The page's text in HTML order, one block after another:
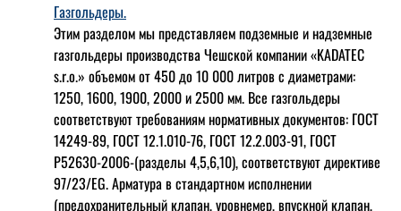
Газгольдеры.
Этим разделом мы представляем подземные и надземные
газгольдеры производства Чешской компании «KADATEC
s.r.o.» объемом от 450 до 10 000 литров с диаметрами:
1250, 1600, 1900, 2000 и 2500 мм. Все газгольдеры
соответствуют требованиям нормативных документов: ГОСТ
14249-89, ГОСТ 12.1.010-76, ГОСТ 12.2.003-91, ГОСТ
Р52630-2006-(разделы 4,5,6,10), соответствуют директиве
97/23/EG. Арматура в стандартном исполнении
(предохранительный клапан, уровнемер, впускной клапан,